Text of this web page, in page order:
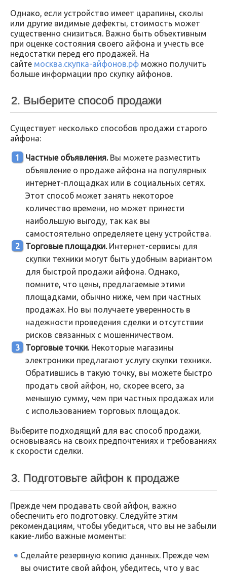
Однако, если устройство имеет царапины, сколы
или другие видимые дефекты, стоимость может
существенно снизиться. Важно быть объективным
при оценке состояния своего айфона и учесть все
недостатки перед его продажей. На
сайте москва.скупка-айфонов.рф можно получить
больше информации про скупку айфонов.
2. Выберите способ продажи
Существует несколько способов продажи старого
айфона:
Частные объявления. Вы можете разместить
объявление о продаже айфона на популярных
интернет-площадках или в социальных сетях.
Этот способ может занять некоторое
количество времени, но может принести
наибольшую выгоду, так как вы
самостоятельно определяете цену устройства.
Торговые площадки. Интернет-сервисы для
скупки техники могут быть удобным вариантом
для быстрой продажи айфона. Однако,
помните, что цены, предлагаемые этими
площадками, обычно ниже, чем при частных
продажах. Но вы получаете уверенность в
надежности проведения сделки и отсутствии
рисков связанных с мошенничеством.
Торговые точки. Некоторые магазины
электроники предлагают услугу скупки техники.
Обратившись в такую точку, вы можете быстро
продать свой айфон, но, скорее всего, за
меньшую сумму, чем при частных продажах или
с использованием торговых площадок.
Выберите подходящий для вас способ продажи,
основываясь на своих предпочтениях и требованиях
к скорости сделки.
3. Подготовьте айфон к продаже
Прежде чем продавать свой айфон, важно
обеспечить его подготовку. Следуйте этим
рекомендациям, чтобы убедиться, что вы не забыли
какие-либо важные моменты:
Сделайте резервную копию данных. Прежде чем
вы очистите свой айфон, убедитесь, что у вас